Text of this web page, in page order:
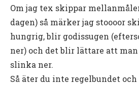
Om jag tex skippar
dagen) så märker jag stoooor
hungrig, blir godissugen
ner) och det blir lättare att
slinka ner.
Så äter du inte regelbundet